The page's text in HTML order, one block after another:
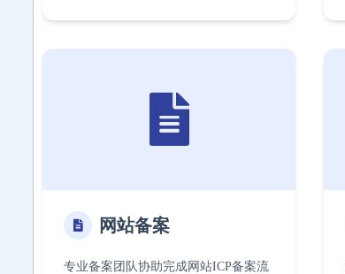
网站备案
专业备案团队协助完成网站ICP备案流